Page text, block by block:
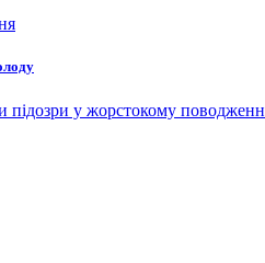
у жорстокому